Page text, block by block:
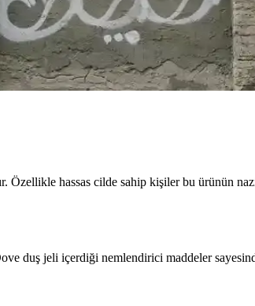
rahatlamasını sağlayın.
sağlar. Ergonomik tasarımlarıyla
hassas cilde sahip kişiler bu ürünün
duş jeli içerdiği nemlendirici maddeler